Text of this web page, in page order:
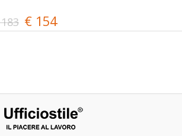
€ 154